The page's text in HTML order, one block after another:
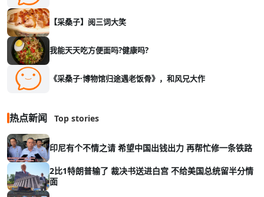
【采桑子】阅三词大笑
我能天天吃方便面吗?健康吗?
《采桑子·博物馆归途遇老饭骨》，和风兄大作
热点新闻 Top stories
印尼有个不情之请 希望中国出钱出力 再帮忙修一条铁路
2比1特朗普输了 裁决书送进白宫 不给美国总统留半分情
面